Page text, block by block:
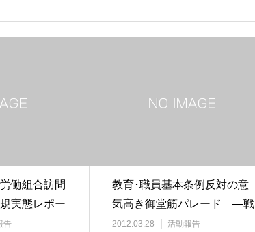
働組合訪問
実態レポー
告
教育･職員基本条例反対の意
気高き御堂筋パレード ―戦
前の教育に対する…
2012.03.28 活動報告